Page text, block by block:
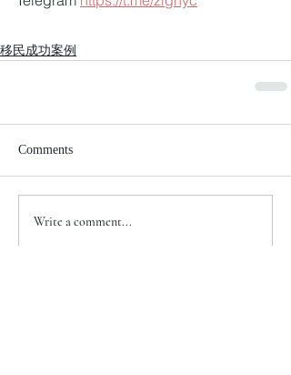
移民成功案例
Comments
Write a comment...